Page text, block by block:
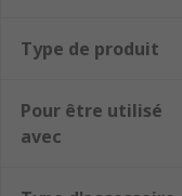
Type de produit
Pour être utilisé
avec